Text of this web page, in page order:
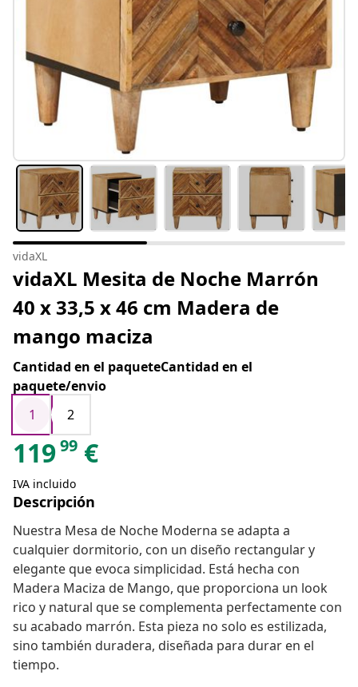
vidaXL
vidaXL Mesita de Noche Marrón
40 x 33,5 x 46 cm Madera de
mango maciza
Cantidad en el paqueteCantidad en el
paquete/envio
1
2
11999 €
IVA incluido
Descripción
Nuestra Mesa de Noche Moderna se adapta a
cualquier dormitorio, con un diseño rectangular y
elegante que evoca simplicidad. Está hecha con
Madera Maciza de Mango, que proporciona un look
rico y natural que se complementa perfectamente con
su acabado marrón. Esta pieza no solo es estilizada,
sino también duradera, diseñada para durar en el
tiempo.